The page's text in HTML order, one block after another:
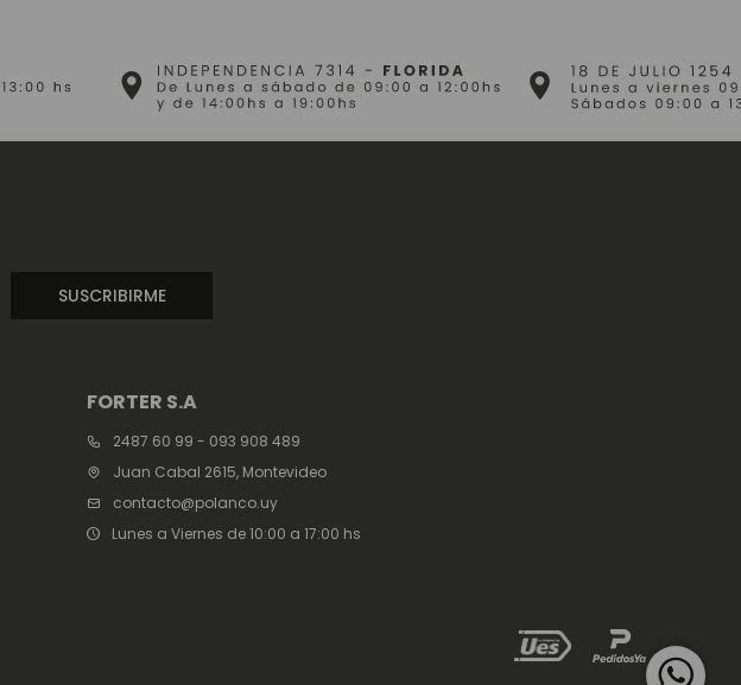
FORTER S.A
2487 60 99 - 093 908 489
Juan Cabal 2615, Montevideo
contacto@polanco.uy
Lunes a Viernes de 10:00 a 17:00 hs
SUSCRIBIRME